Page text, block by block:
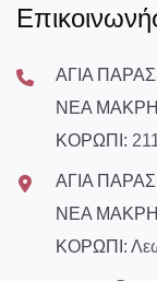
ΑΓΙΑ
ΝΕΑ
ΚΟΡΩΠΙ:
ΑΓΙΑ
ΝΕΑ
ΚΟΡΩΠΙ: